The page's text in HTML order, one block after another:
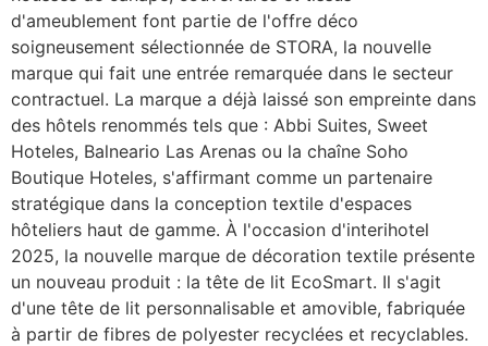
d'ameublement font partie de l'offre déco
soigneusement sélectionnée de STORA, la nouvelle
marque qui fait une entrée remarquée dans le secteur
contractuel. La marque a déjà laissé son empreinte dans
des hôtels renommés tels que : Abbi Suites, Sweet
Hoteles, Balneario Las Arenas ou la chaîne Soho
Boutique Hoteles, s'affirmant comme un partenaire
stratégique dans la conception textile d'espaces
hôteliers haut de gamme. À l'occasion d'interihotel
2025, la nouvelle marque de décoration textile présente
un nouveau produit : la tête de lit EcoSmart. Il s'agit
d'une tête de lit personnalisable et amovible, fabriquée
à partir de fibres de polyester recyclées et recyclables.